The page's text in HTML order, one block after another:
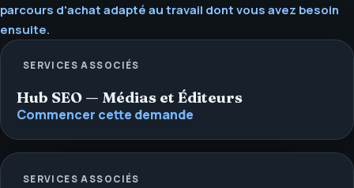
parcours d'achat adapté au travail dont vous avez besoin
ensuite.
SERVICES ASSOCIÉS
Hub SEO — Médias et Éditeurs
Commencer cette demande
SERVICES ASSOCIÉS